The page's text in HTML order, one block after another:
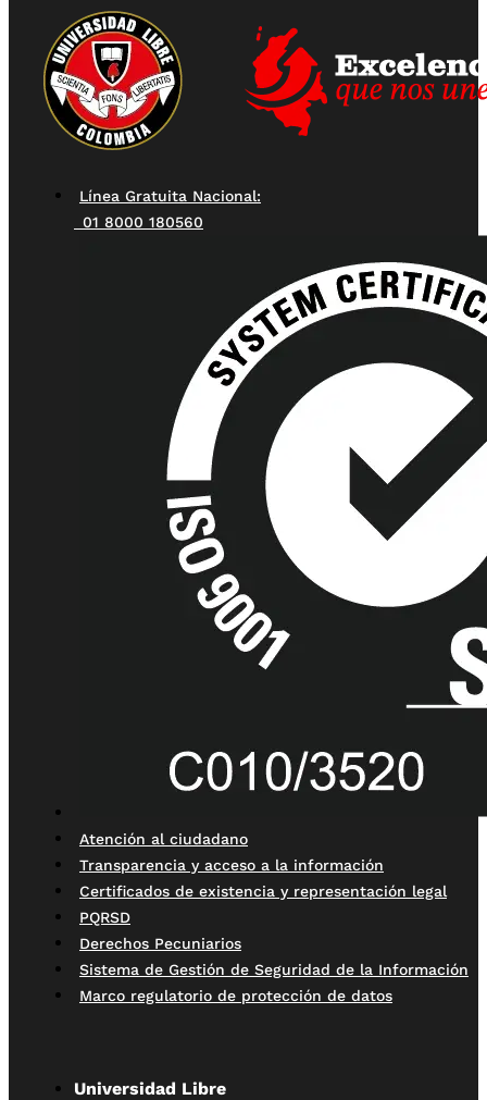
Línea Gratuita Nacional:
01 8000 180560
Atención al ciudadano
Transparencia y acceso a la información
Certificados de existencia y representación legal
PQRSD
Derechos Pecuniarios
Sistema de Gestión de Seguridad de la Información
Marco regulatorio de protección de datos
Universidad Libre